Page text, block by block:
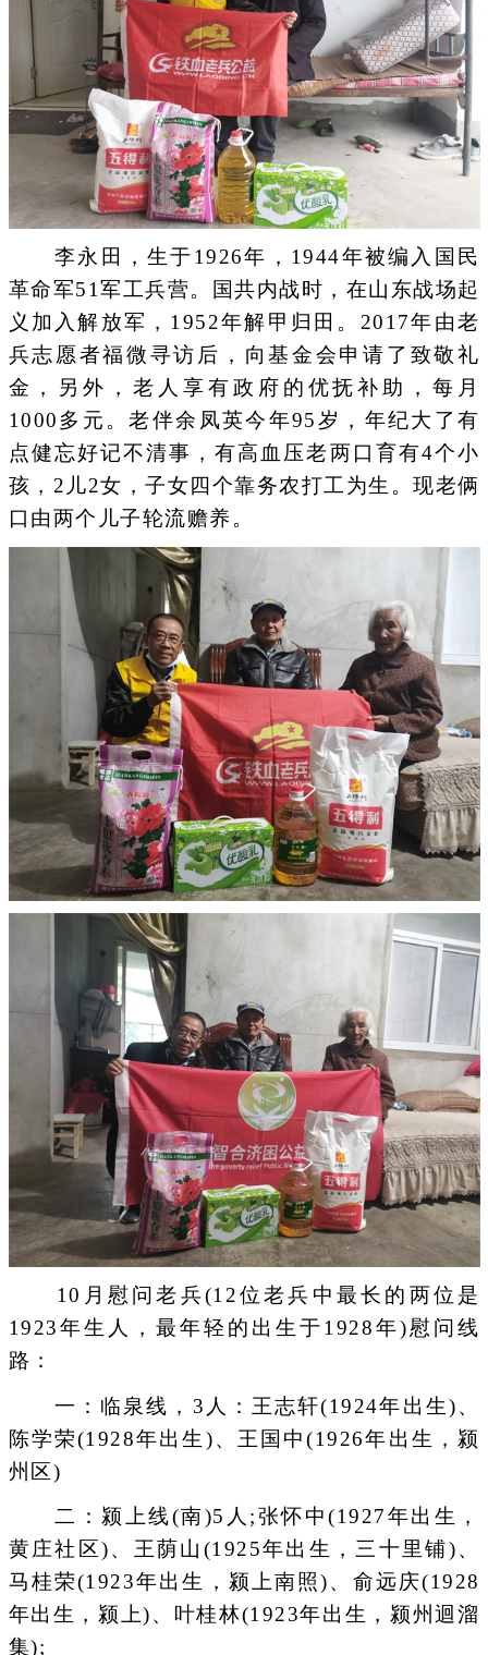
李永田，生于1926年，1944年被编入国民
革命军51军工兵营。国共内战时，在山东战场起
义加入解放军，1952年解甲归田。2017年由老
兵志愿者福微寻访后，向基金会申请了致敬礼
金，另外，老人享有政府的优抚补助，每月
1000多元。老伴余凤英今年95岁，年纪大了有
点健忘好记不清事，有高血压老两口育有4个小
孩，2儿2女，子女四个靠务农打工为生。现老俩
口由两个儿子轮流赡养。
10月慰问老兵(12位老兵中最长的两位是
1923年生人，最年轻的出生于1928年)慰问线
路：
一：临泉线，3人：王志轩(1924年出生)、
陈学荣(1928年出生)、王国中(1926年出生，颍
州区)
二：颍上线(南)5人;张怀中(1927年出生，
黄庄社区)、王荫山(1925年出生，三十里铺)、
马桂荣(1923年出生，颍上南照)、俞远庆(1928
年出生，颍上)、叶桂林(1923年出生，颍州迴溜
集);